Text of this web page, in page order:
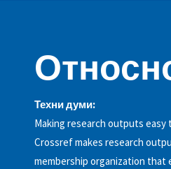
Техни думи:
Making research outputs
Crossref makes research
membership organization that